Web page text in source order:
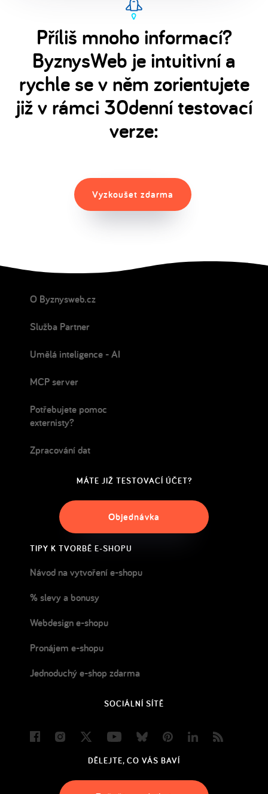
Příliš mnoho informací?
ByznysWeb je intuitivní a
rychle se v něm zorientujete
již v rámci 30denní testovací
verze:
Vyzkoušet zdarma
O Byznysweb.cz
Služba Partner
Umělá inteligence - AI
MCP server
Potřebujete pomoc
externisty?
Zpracování dat
MÁTE JIŽ TESTOVACÍ ÚČET?
Objednávka
TIPY K TVORBĚ E-SHOPU
Návod na vytvoření e-shopu
% slevy a bonusy
Webdesign e-shopu
Pronájem e-shopu
Jednoduchý e-shop zdarma
SOCIÁLNÍ SÍTĚ
FacebookInstagram
Twitter YoutubeBlueskyPinterestLinkedIn
DĚLEJTE, CO VÁS BAVÍ